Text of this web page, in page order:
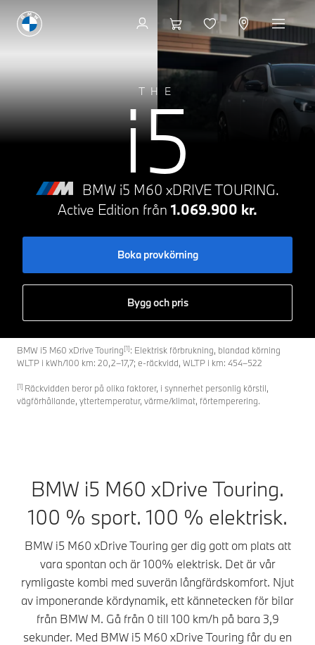
THE
i5
BMW i5 M60 xDRIVE TOURING.
Active Edition från 1.069.900 kr.
Boka provkörning
Bygg och pris
BMW i5 M60 xDrive Touring[1]: Elektrisk förbrukning, blandad körning
WLTP i kWh/100 km: 20,2–17,7; e-räckvidd, WLTP i km: 454–522
[1] Räckvidden beror på olika faktorer, i synnerhet personlig körstil,
vägförhållande, yttertemperatur, värme/klimat, förtemperering.
Bygg och pris
BMW i5 M60 xDrive Touring.
100 % sport. 100 % elektrisk.
BMW i5 M60 xDrive Touring ger dig gott om plats att
vara spontan och är 100% elektrisk. Det är vår
rymligaste kombi med suverän långfärdskomfort. Njut
av imponerande kördynamik, ett kännetecken för bilar
från BMW M. Gå från 0 till 100 km/h på bara 3,9
sekunder. Med BMW i5 M60 xDrive Touring får du en